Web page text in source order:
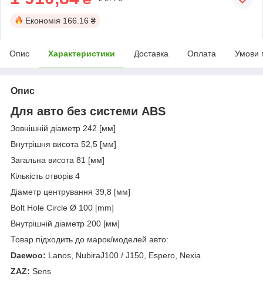
Економія 166.16 ₴
Опис Характеристики Доставка Оплата Умови
Опис
Для авто без системи ABS
Зовнішній діаметр 242 [мм]
Внутрішня висота 52,5 [мм]
Загальна висота 81 [мм]
Кількість отворів 4
Діаметр центрування 39,8 [мм]
Bolt Hole Circle Ø 100 [mm]
Внутрішній діаметр 200 [мм]
Товар підходить до марок/моделей авто:
Daewoo: Lanos, NubiraJ100 / J150, Espero, Nexia
ZAZ: Sens